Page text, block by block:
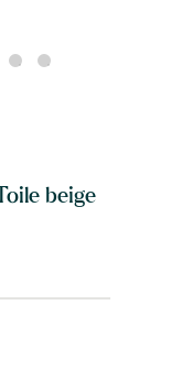
beige